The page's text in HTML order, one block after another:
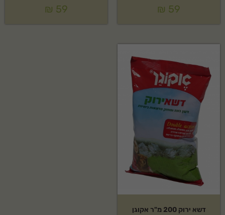
₪ 59
₪ 59
דשא ירוק 200 מ"ר אקוגן